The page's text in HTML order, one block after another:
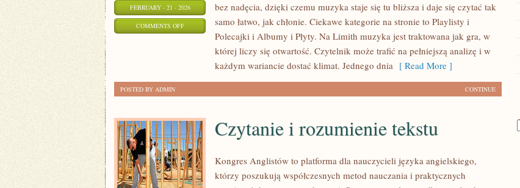
FEBRUARY - 21 - 2026
COMMENTS OFFON
bez nadęcia, dzięki czemu muzyka staje się tu bliższa i daje się czytać tak
samo łatwo, jak chłonie. Ciekawe kategorie na stronie to Playlisty i
Polecajki i Albumy i Płyty. Na Limith muzyka jest traktowana jak gra, w
której liczy się otwartość. Czytelnik może trafić na pełniejszą analizę i w
każdym wariancie dostać klimat. Jednego dnia [ Read More ]
CONTINUE
POSTED BY ADMIN
Czytanie i rozumienie tekstu
Kongres Anglistów to platforma dla nauczycieli języka angielskiego,
którzy poszukują współczesnych metod nauczania i praktycznych